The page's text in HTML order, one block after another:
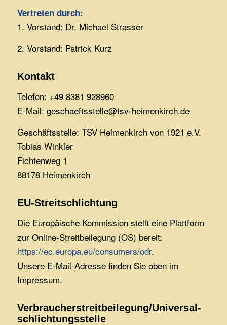
Vertreten durch:
1. Vorstand: Dr. Michael Strasser
2. Vorstand: Patrick Kurz
Kontakt
Telefon: +49 8381 928960
E-Mail: geschaeftsstelle@tsv-heimenkirch.de
Geschäftsstelle: TSV Heimenkirch von 1921 e.V.
Tobias Winkler
Fichtenweg 1
88178 Heimenkirch
EU-Streitschlichtung
Die Europäische Kommission stellt eine Plattform
zur Online-Streitbeilegung (OS) bereit:
https://ec.europa.eu/consumers/odr.
Unsere E-Mail-Adresse finden Sie oben im
Impressum.
Verbraucher­streit­beilegung/Universal­
schlichtungs­stelle